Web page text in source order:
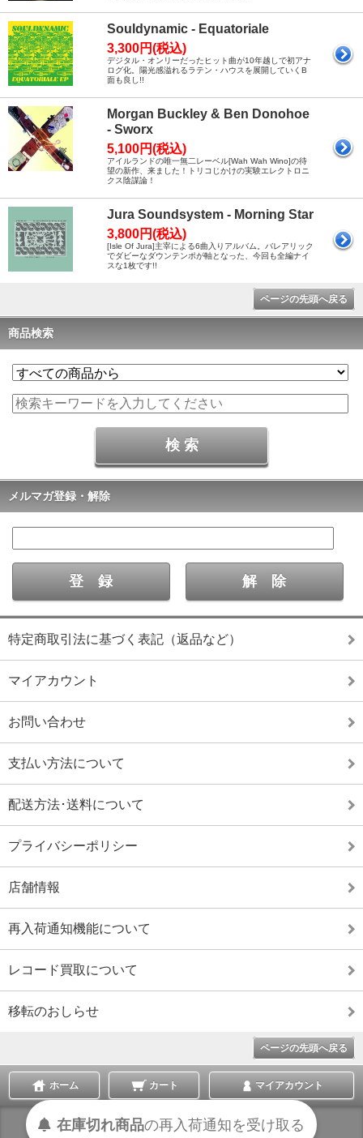
Souldynamic - Equatoriale
3,300円(税込)
デジタル・オンリーだったヒット曲が10年越しで初アナ
ログ化。陽光感溢れるラテン・ハウスを展開していくB
面も良し!!
Morgan Buckley & Ben Donohoe
- Sworx
5,100円(税込)
アイルランドの唯一無二レーベル[Wah Wah Wino]の待
望の新作、来ました！トリコじかけの実験エレクトロニ
クス陰謀論！
Jura Soundsystem - Morning Star
3,800円(税込)
[Isle Of Jura]主宰による6曲入りアルバム。バレアリック
でダビーなダウンテンポが軸となった、今回も全編ナイ
スな1枚です!!
ページの先頭へ戻る
商品検索
メルマガ登録・解除
特定商取引法に基づく表記（返品など）
マイアカウント
お問い合わせ
支払い方法について
配送方法･送料について
プライバシーポリシー
店舗情報
再入荷通知機能について
レコード買取について
移転のおしらせ
ページの先頭へ戻る
ホーム カート マイアカウント
表示切替 :スマートフォン|PC版
在庫切れ商品の再入荷通知を受け取る